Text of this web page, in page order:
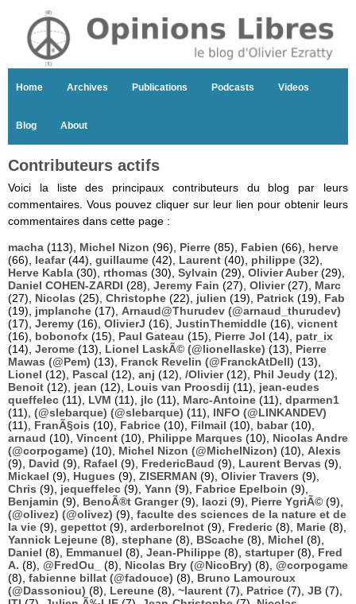
Home Archives Publications Podcasts Videos
Blog About
Contributeurs actifs
Voici la liste des principaux contributeurs du blog par leurs
commentaires. Vous pouvez cliquer sur leur lien pour obtenir leurs
commentaires dans cette page :
macha (113), Michel Nizon (96), Pierre (85), Fabien (66), herve
(66), leafar(44), guillaume (42), Laurent (40), philippe (32),
Herve Kabla (30), rthomas (30), Sylvain (29), Olivier Auber(29),
Daniel COHEN-ZARDI (28), Jeremy Fain (27), Olivier(27), Marc
(27), Nicolas (25), Christophe (22), julien (19), Patrick (19), Fab
(19), jmplanche (17), Arnaud@Thurudev (@arnaud_thurudev)
(17), Jeremy (16), OlivierJ (16), JustinThemiddle (16), vicnent
(16), bobonofx (15), Paul Gateau (15), Pierre Jol (14), patr_ix
(14), Jerome (13), Lionel LaskÃ© (@lionellaske) (13), Pierre
Mawas (@Pem) (13), Franck Revelin (@FranckAtDell) (13),
Lionel (12), Pascal (12), anj (12), /Olivier(12), Phil Jeudy (12),
Benoit (12), jean (12), Louis van Proosdij (11), jean-eudes
queffelec (11), LVM (11), jlc (11), Marc-Antoine (11), dparmen1
(11), (@slebarque) (@slebarque) (11), INFO (@LINKANDEV)
(11), FranÃ§ois (10), Fabrice (10), Filmail (10), babar(10),
arnaud (10), Vincent (10), Philippe Marques (10), Nicolas Andre
(@corpogame) (10), Michel Nizon (@MichelNizon) (10), Alexis
(9), David (9), Rafael (9), FredericBaud (9), Laurent Bervas (9),
Mickael (9), Hugues (9), ZISERMAN (9), Olivier Travers (9),
Chris (9), jequeffelec (9), Yann (9), Fabrice Epelboin (9),
Benjamin (9), BenoÃ®t Granger(9), laozi (9), Pierre YgriÃ© (9),
(@olivez) (@olivez) (9), faculte des sciences de la nature et de
la vie (9), gepettot (9), arderborelnot (9), Frederic (8), Marie (8),
Yannick Lejeune (8), stephane (8), BScache (8), Michel (8),
Daniel (8), Emmanuel (8), Jean-Philippe (8), startuper(8), Fred
A. (8), @FredOu_ (8), Nicolas Bry (@NicoBry) (8), @corpogame
(8), fabienne billat (@fadouce) (8), Bruno Lamouroux
(@Dassoniou) (8), Lereune (8), ~laurent (7), Patrice (7), JB (7),